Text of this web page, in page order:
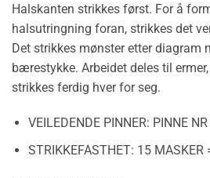
Halskanten strikkes først. For å
halsutringning foran, strikkes det
Det strikkes mønster etter diagram
bærestykke. Arbeidet deles til
strikkes ferdig hver for seg.
VEILEDENDE PINNER: PINNE
STRIKKEFASTHET: 15 MASKER